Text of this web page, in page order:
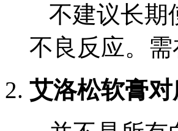
不建议长期
不良反应。
艾洛松软膏